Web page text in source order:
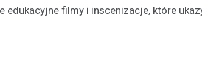
edukacyjne filmy i inscenizacje, które